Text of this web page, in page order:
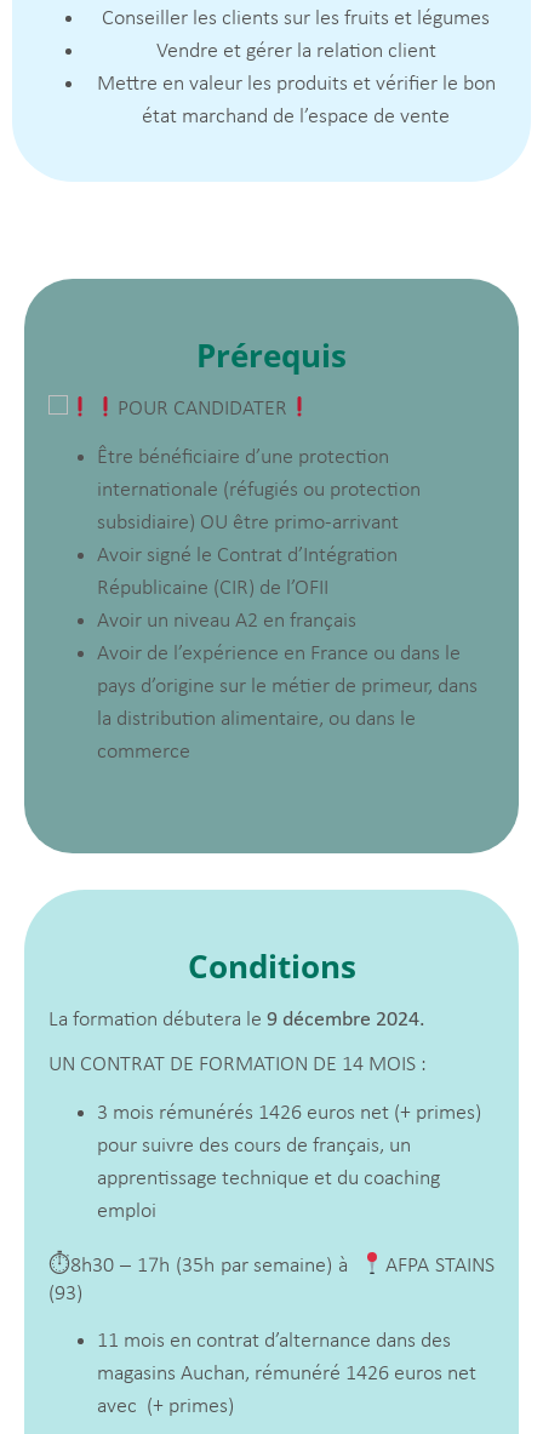
Conseiller les clients sur les fruits et légumes
Vendre et gérer la relation client
Mettre en valeur les produits et vérifier le bon
état marchand de l’espace de vente
Prérequis
POUR CANDIDATER
Être bénéficiaire d’une protection
internationale (réfugiés ou protection
subsidiaire) OU être primo-arrivant
Avoir signé le Contrat d’Intégration
Républicaine (CIR) de l’OFII
Avoir un niveau A2 en français
Avoir de l’expérience en France ou dans le
pays d’origine sur le métier de primeur, dans
la distribution alimentaire, ou dans le
commerce
Conditions
La formation débutera le 9 décembre 2024.
UN CONTRAT DE FORMATION DE 14 MOIS :
3 mois rémunérés 1426 euros net (+ primes)
pour suivre des cours de français, un
apprentissage technique et du coaching
emploi
⏱8h30 – 17h (35h par semaine) à
AFPA STAINS
(93)
11 mois en contrat d’alternance dans des
magasins Auchan, rémunéré 1426 euros net
avec (+ primes)